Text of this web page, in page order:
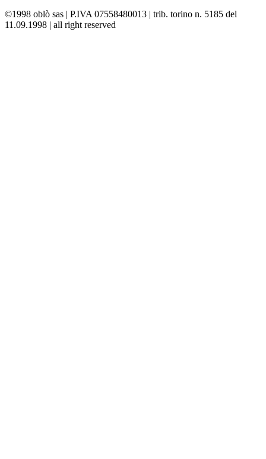
©1998 oblò sas | P.IVA 07558480013 | trib. torino n. 5185 del
11.09.1998 | all right reserved